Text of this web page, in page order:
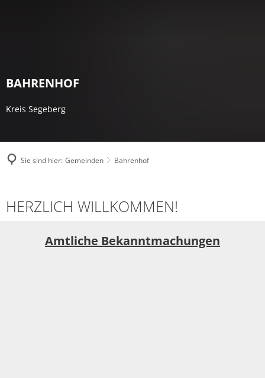
BAHRENHOF
Kreis Segeberg
Sie sind hier: Gemeinden Bahrenhof
HERZLICH WILLKOMMEN!
Amtliche Bekanntmachungen